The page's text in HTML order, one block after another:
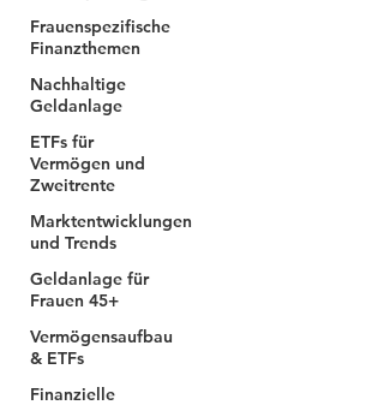
Frauenspezifische
Finanzthemen
Nachhaltige
Geldanlage
ETFs für
Vermögen und
Zweitrente
Marktentwicklungen
und Trends
Geldanlage für
Frauen 45+
Vermögensaufbau
& ETFs
Finanzielle